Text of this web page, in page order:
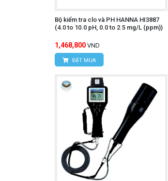
Bộ kiểm tra clo và PH HANNA HI3887
(4.0 to 10.0 pH, 0.0 to 2.5 mg/L (ppm))
1,468,800 VND
ĐẶT MUA